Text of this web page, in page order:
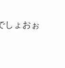
しょおぉ